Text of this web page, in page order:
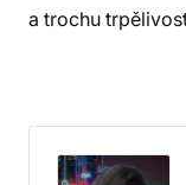
a trochu